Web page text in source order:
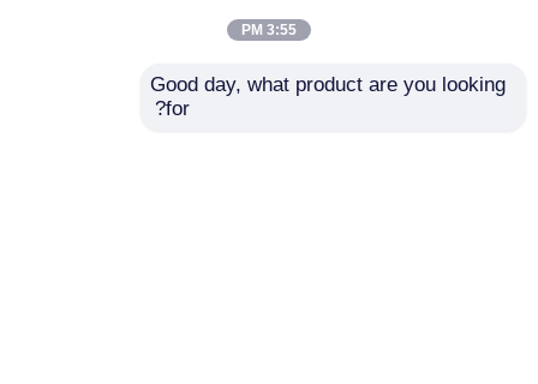
ليثيوم
3:55 PM
Good day, what product are you looking
for?